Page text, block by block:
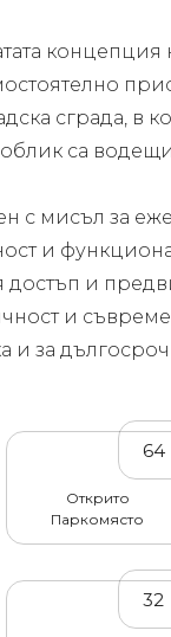
концепция
сграда, в
са
с мисъл за
и
достъп и
и
и за
64
Открито
Паркомясто
32